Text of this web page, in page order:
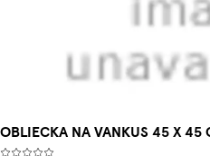
OBLIECKA NA VANKUS 45 X 45